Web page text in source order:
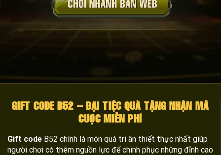
GIFT CODE B52 – ĐẠI TIỆC QUÀ TẶNG NHẬN MÃ
CƯỢC MIỄN PHÍ
Gift code B52 chính là món quà tri ân thiết thực nhất giúp
người chơi có thêm nguồn lực để chinh phục những đỉnh cao